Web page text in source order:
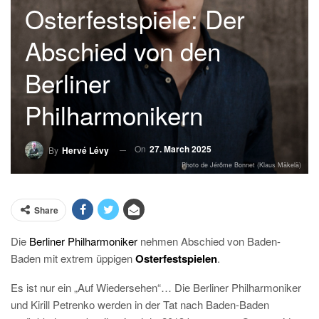
Osterfestspiele: Der
Abschied von den
Berliner
Philharmonikern
By Hervé Lévy On 27. March 2025
Photo de Jérôme Bonnet (Klaus Mäkelä)
Share
Die Berliner Philharmoniker nehmen Abschied von Baden-
Baden mit extrem üppigenOsterfestspielen.
Es ist nur ein „Auf Wiedersehen“… Die Berliner Philharmoniker
und Kirill Petrenko werden in der Tat nach Baden-Baden